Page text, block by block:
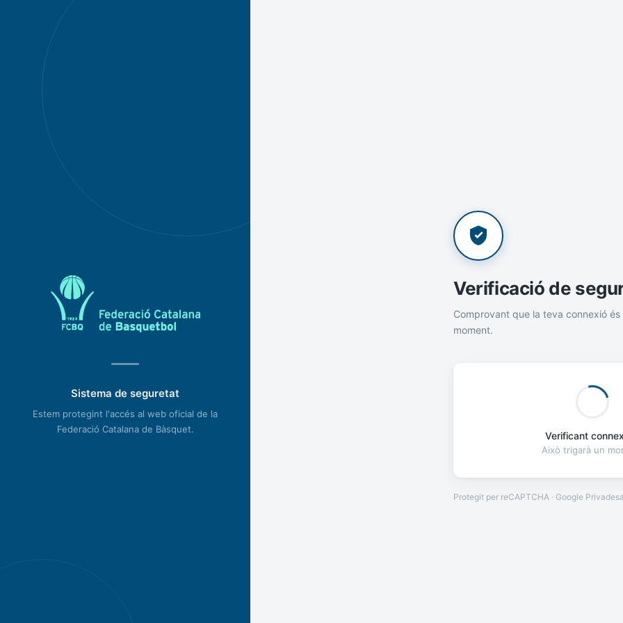
Sistema de seguretat
Estem protegint l'accés al web oficial de la
Federació Catalana de Bàsquet.
Verificació de
Comprovant que la teva connexió és
moment.
Verificant
Això trigarà un
Protegit per reCAPTCHA · Google Privadesa